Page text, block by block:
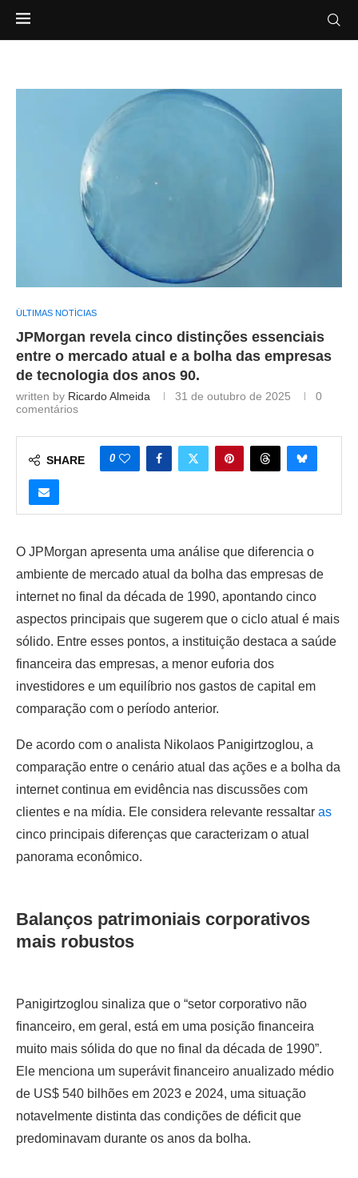
ÚLTIMAS NOTÍCIAS
JPMorgan revela cinco distinções essenciais
entre o mercado atual e a bolha das empresas
de tecnologia dos anos 90.
written by Ricardo Almeida 31 de outubro de 2025
0
comentários
SHARE 0
O JPMorgan apresenta uma análise que diferencia o
ambiente de mercado atual da bolha das empresas de
internet no final da década de 1990, apontando cinco
aspectos principais que sugerem que o ciclo atual é mais
sólido. Entre esses pontos, a instituição destaca a saúde
financeira das empresas, a menor euforia dos
investidores e um equilíbrio nos gastos de capital em
comparação com o período anterior.
De acordo com o analista Nikolaos Panigirtzoglou, a
comparação entre o cenário atual das ações e a bolha da
internet continua em evidência nas discussões com
clientes e na mídia. Ele considera relevante ressaltar as
cinco principais diferenças que caracterizam o atual
panorama econômico.
Balanços patrimoniais corporativos
mais robustos
Panigirtzoglou sinaliza que o “setor corporativo não
financeiro, em geral, está em uma posição financeira
muito mais sólida do que no final da década de 1990”.
Ele menciona um superávit financeiro anualizado médio
de US$ 540 bilhões em 2023 e 2024, uma situação
notavelmente distinta das condições de déficit que
predominavam durante os anos da bolha.